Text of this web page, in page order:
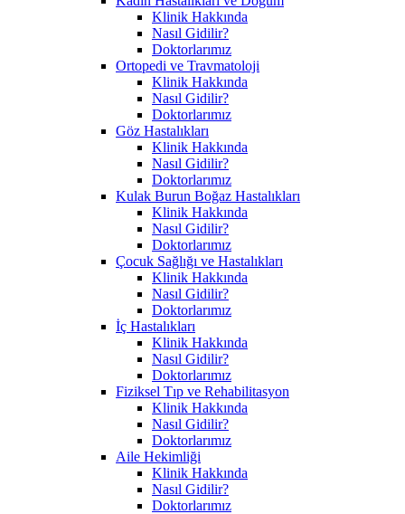
Klinik Hakkında
Nasıl Gidilir?
Doktorlarımız
Ortopedi ve Travmatoloji
Klinik Hakkında
Nasıl Gidilir?
Doktorlarımız
Göz Hastalıkları
Klinik Hakkında
Nasıl Gidilir?
Doktorlarımız
Kulak Burun Boğaz Hastalıkları
Klinik Hakkında
Nasıl Gidilir?
Doktorlarımız
Çocuk Sağlığı ve Hastalıkları
Klinik Hakkında
Nasıl Gidilir?
Doktorlarımız
İç Hastalıkları
Klinik Hakkında
Nasıl Gidilir?
Doktorlarımız
Fiziksel Tıp ve Rehabilitasyon
Klinik Hakkında
Nasıl Gidilir?
Doktorlarımız
Aile Hekimliği
Klinik Hakkında
Nasıl Gidilir?
Doktorlarımız